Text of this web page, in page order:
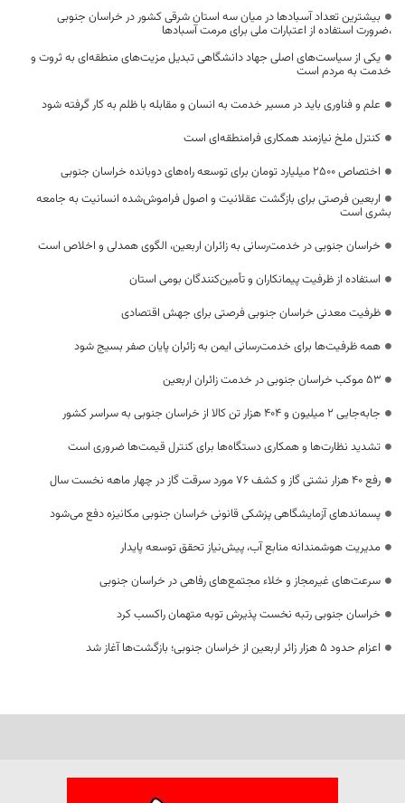
بیشترین تعداد آسبادها در میان سه استان شرقی کشور در خراسان جنوبی
،ضرورت استفاده از اعتبارات ملی برای مرمت آسبادها
یکی از سیاست‌های اصلی جهاد دانشگاهی تبدیل مزیت‌های منطقه‌ای به ثروت و
خدمت به مردم است
علم و فناوری باید در مسیر خدمت به انسان و مقابله با ظلم به کار گرفته شود
کنترل ملخ نیازمند همکاری فرامنطقه‌ای است
اختصاص 2500 میلیارد تومان برای توسعه راه‌های دوبانده خراسان جنوبی
اربعین فرصتی برای بازگشت عقلانیت و اصول فراموش‌شده انسانیت به جامعه
بشری است
خراسان جنوبی در خدمت‌رسانی به زائران اربعین، الگوی همدلی و اخلاص است
استفاده از ظرفیت پیمانکاران و تأمین‌کنندگان بومی استان
ظرفیت معدنی خراسان جنوبی فرصتی برای جهش اقتصادی
همه ظرفیت‌ها برای خدمت‌رسانی ایمن به زائران پایان صفر بسیج شود
53 موکب خراسان جنوبی در خدمت زائران اربعین
جابه‌جایی 2 میلیون و 404 هزار تن کالا از خراسان جنوبی به سراسر کشور
تشدید نظارت‌ها و همکاری دستگاه‌ها برای کنترل قیمت‌ها ضروری است
رفع 40 هزار نشتی گاز و کشف 76 مورد سرقت گاز در چهار ماهه نخست سال
پسماندهای آزمایشگاهی پزشکی قانونی خراسان جنوبی مکانیزه دفع می‌شود
مدیریت هوشمندانه منابع آب، پیش‌نیاز تحقق توسعه پایدار
سرعت‌های غیرمجاز و خلاء مجتمع‌های رفاهی در خراسان جنوبی
خراسان جنوبی رتبه نخست پذیرش توبه متهمان راکسب کرد
اعزام حدود 5 هزار زائر اربعین از خراسان جنوبی؛ بازگشت‌ها آغاز شد